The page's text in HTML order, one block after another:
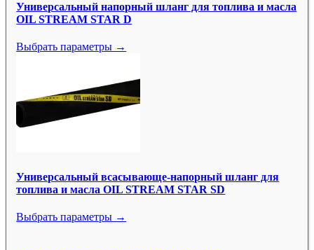
Универсальный напорный шланг для топлива и масла
OIL STREAM STAR D
Выбрать параметры →
Универсальный всасывающе-напорный шланг для
топлива и масла OIL STREAM STAR SD
Выбрать параметры →